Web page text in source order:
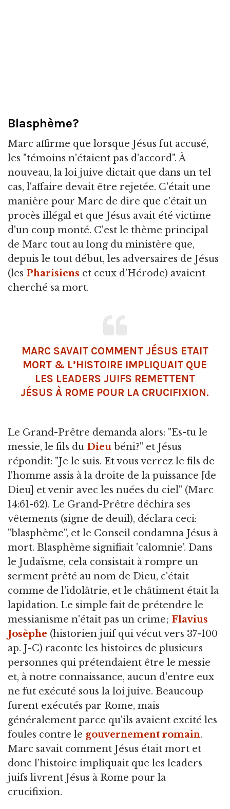
Blasphème?
Marc affirme que lorsque Jésus fut accusé,
les "témoins n'étaient pas d'accord". À
nouveau, la loi juive dictait que dans un tel
cas, l'affaire devait être rejetée. C'était une
manière pour Marc de dire que c'était un
procès illégal et que Jésus avait été victime
d'un coup monté. C'est le thème principal
de Marc tout au long du ministère que,
depuis le tout début, les adversaires de Jésus
(les Pharisiens et ceux d’Hérode) avaient
cherché sa mort.
MARC SAVAIT COMMENT JÉSUS ETAIT
MORT & L’HISTOIRE IMPLIQUAIT QUE
LES LEADERS JUIFS REMETTENT
JÉSUS À ROME POUR LA CRUCIFIXION.
Le Grand-Prêtre demanda alors: "Es-tu le
messie, le fils du Dieu béni?" et Jésus
répondit: "Je le suis. Et vous verrez le fils de
l'homme assis à la droite de la puissance [de
Dieu] et venir avec les nuées du ciel" (Marc
14:61-62). Le Grand-Prêtre déchira ses
vêtements (signe de deuil), déclara ceci:
"blasphème", et le Conseil condamna Jésus à
mort. Blasphème signifiait 'calomnie'. Dans
le Judaïsme, cela consistait à rompre un
serment prêté au nom de Dieu, c'était
comme de l'idolâtrie, et le châtiment était la
lapidation. Le simple fait de prétendre le
messianisme n'était pas un crime; Flavius
Josèphe (historien juif qui vécut vers 37-100
ap. J-C) raconte les histoires de plusieurs
personnes qui prétendaient être le messie
et, à notre connaissance, aucun d'entre eux
ne fut exécuté sous la loi juive. Beaucoup
furent exécutés par Rome, mais
généralement parce qu'ils avaient excité les
foules contre le gouvernement romain.
Marc savait comment Jésus était mort et
donc l’histoire impliquait que les leaders
juifs livrent Jésus à Rome pour la
crucifixion.